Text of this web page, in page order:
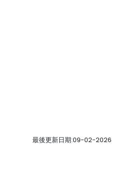
最後更新日期:09-02-2026